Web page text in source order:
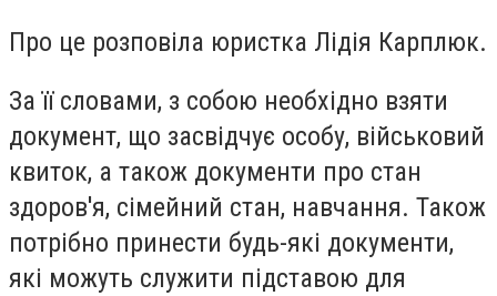
Про це розповіла юристка Лідія Карплюк.
За її словами, з собою необхідно взяти
документ, що засвідчує особу, військовий
квиток, а також документи про стан
здоров'я, сімейний стан, навчання. Також
потрібно принести будь-які документи,
які можуть служити підставою для